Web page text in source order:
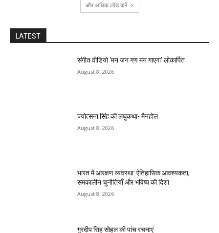
और अधिक लोड करें
LATEST
संगीत वीडियो ‘मन जन गण मन गाएगा’ लोकार्पित
August 8, 2026
ज्योत्सना सिंह की लघुकथा- मैनहोल
August 8, 2026
भारत में आरक्षण व्यवस्था: ऐतिहासिक आवश्यकता,
समकालीन चुनौतियाँ और भविष्य की दिशा
August 8, 2026
गुरदीप सिंह सोहल की पांच रचनाएं